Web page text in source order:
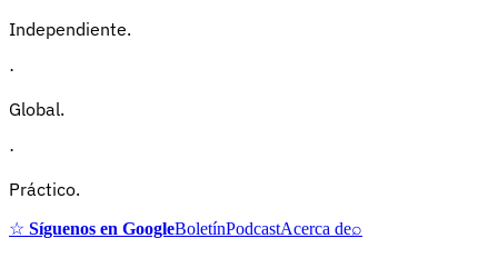
Independiente.
·
Global.
·
Práctico.
☆ Síguenos en GoogleBoletínPodcastAcerca de⌕